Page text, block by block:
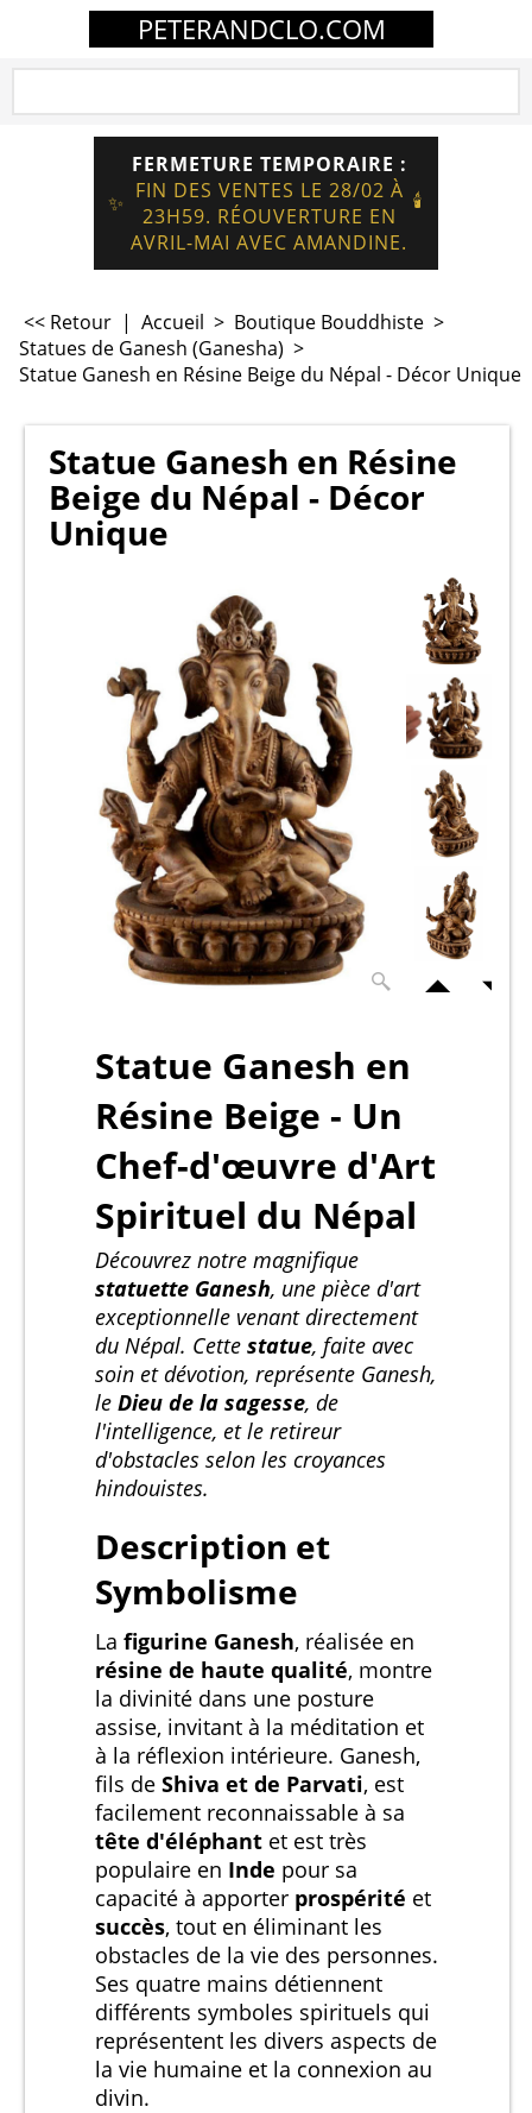
PETERANDCLO.COM
✨
FERMETURE TEMPORAIRE :
FIN DES VENTES LE 28/02 À
23H59. RÉOUVERTURE EN
AVRIL-MAI AVEC AMANDINE.
🕯️
<< Retour | Accueil > Boutique Bouddhiste >
Statues de Ganesh (Ganesha) >
Statue Ganesh en Résine Beige du Népal - Décor Unique
Statue Ganesh en Résine
Beige du Népal - Décor
Unique
Statue Ganesh en
Résine Beige - Un
Chef-d'œuvre d'Art
Spirituel du Népal
Découvrez notre magnifique
statuette Ganesh, une pièce d'art
exceptionnelle venant directement
du Népal. Cette statue, faite avec
soin et dévotion, représente Ganesh,
le Dieu de la sagesse, de
l'intelligence, et le retireur
d'obstacles selon les croyances
hindouistes.
Description et
Symbolisme
La figurine Ganesh, réalisée en
résine de haute qualité, montre
la divinité dans une posture
assise, invitant à la méditation et
à la réflexion intérieure. Ganesh,
fils de Shiva et de Parvati, est
facilement reconnaissable à sa
tête d'éléphant et est très
populaire en Inde pour sa
capacité à apporter prospérité et
succès, tout en éliminant les
obstacles de la vie des personnes.
Ses quatre mains détiennent
différents symboles spirituels qui
représentent les divers aspects de
la vie humaine et la connexion au
divin.